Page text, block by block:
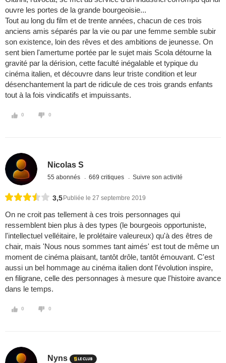
ouvre les portes de la grande bourgeoisie...
Tout au long du film et de trente années, chacun de ces trois
anciens amis séparés par la vie ou par une femme semble subir
son existence, loin des rêves et des ambitions de jeunesse. On
sent bien l'amertume portée par le sujet mais Scola détourne la
gravité par la dérision, cette faculté inégalable et typique du
cinéma italien, et découvre dans leur triste condition et leur
désenchantement la part de ridicule de ces trois grands enfants
tout à la fois vindicatifs et impuissants.
0 0
Nicolas S
55 abonnés 669 critiques Suivre son activité
3,5 Publiée le 27 septembre 2019
On ne croit pas tellement à ces trois personnages qui
ressemblent bien plus à des types (le bourgeois opportuniste,
l'intellectuel velléitaire, le prolétaire valeureux) qu'à des êtres de
chair, mais 'Nous nous sommes tant aimés' est tout de même un
moment de cinéma plaisant, tantôt drôle, tantôt émouvant. C'est
aussi un bel hommage au cinéma italien dont l'évolution inspire,
en filigrane, celle des personnages à mesure que l'histoire avance
dans le temps.
0 0
Nyns